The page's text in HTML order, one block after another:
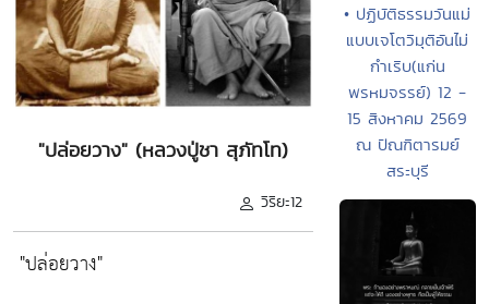
"ปล่อยวาง" (หลวงปู่ชา สุภัทโท)
วิริยะ12
"ปล่อยวาง"
• ปฏิบัติธรรมวันแม่
แบบเจโตวิมุติอันไม่
กำเริบ(แก่น
พรหมจรรย์) 12 -
15 สิงหาคม 2569
ณ ปัณฑิตารมย์
สระบุรี